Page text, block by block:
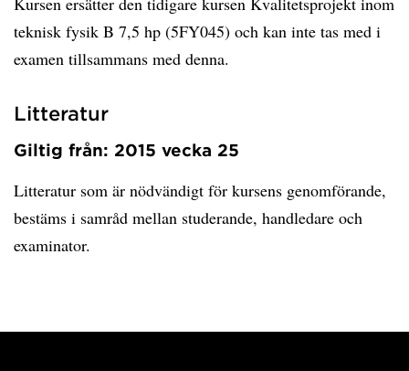
teknisk fysik B 7,5 hp (5FY045) och kan inte tas med i
examen tillsammans med denna.
Litteratur
Giltig från: 2015 vecka 25
Litteratur som är nödvändigt för kursens genomförande,
bestäms i samråd mellan studerande, handledare och
examinator.